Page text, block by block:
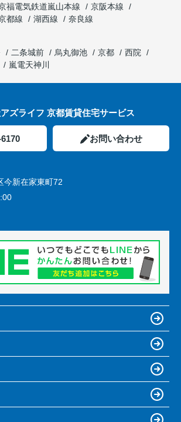
福電気鉄道嵐山本線
京阪本線
都線 湖西線
奈良線
二条城前 烏丸御池 京都
西院
嵐電天神川
ズライフ 京都賃貸住宅サービス
お問い合わせ
今新在家東町72